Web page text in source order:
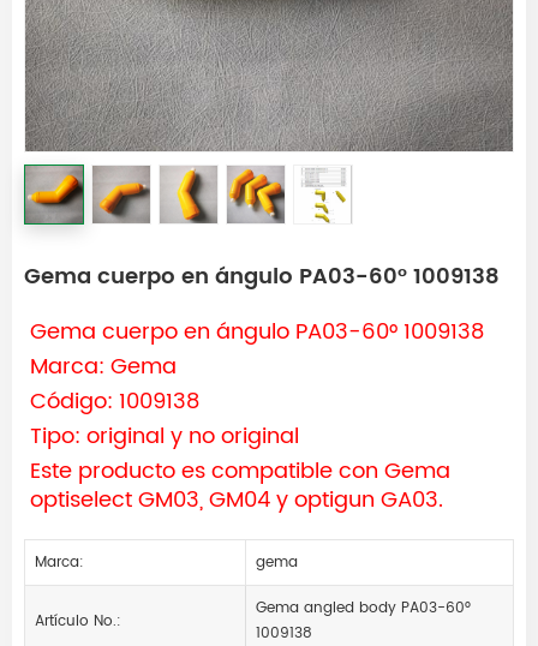
Gema cuerpo en ángulo PA03-60° 1009138
Gema cuerpo en ángulo PA03-60° 1009138
Marca: Gema
Código: 1009138
Tipo: original y no original
Este producto es compatible con Gema
optiselect GM03, GM04 y optigun GA03.
Marca: gema
Artículo No.:
Gema angled body PA03-60°
1009138